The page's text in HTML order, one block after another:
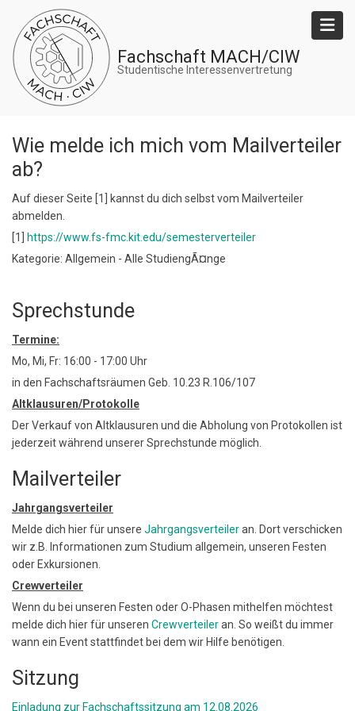
zum
Inhalt
Fachschaft MACH/CIW
Studentische Interessenvertretung
Wie melde ich mich vom Mailverteiler
ab?
Auf dieser Seite [1] kannst du dich selbst vom Mailverteiler
abmelden.
[1]
https://www.fs-fmc.kit.edu/semesterverteiler
Kategorie: Allgemein - Alle StudiengÃ¤nge
Sprechstunde
Termine:
Mo, Mi, Fr: 16:00 - 17:00 Uhr
in den Fachschaftsräumen Geb. 10.23 R.106/107
Altklausuren/Protokolle
Der Verkauf von Altklausuren und die Abholung von Protokollen ist
jederzeit während unserer Sprechstunde möglich.
Mailverteiler
Jahrgangsverteiler
Melde dich hier für unsere Jahrgangsverteileran. Dort verschicken
wir z.B. Informationen zum Studium allgemein, unseren Festen
oder Exkursionen.
Crewverteiler
Wenn du bei unseren Festen oder O-Phasen mithelfen möchtest
melde dich hier für unseren Crewverteileran. So weißt du immer
wann ein Event stattfindet bei dem wir Hilfe benötigen.
Sitzung
Einladung zur Fachschaftssitzung am 12.08.2026